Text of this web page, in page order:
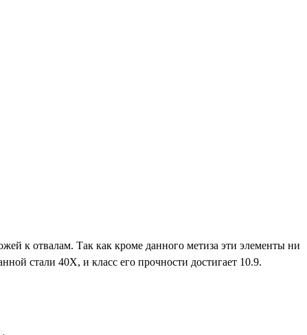
к отвалам. Так как кроме данного метиза эти элементы ни
стали 40Х, и класс его прочности достигает 10.9.